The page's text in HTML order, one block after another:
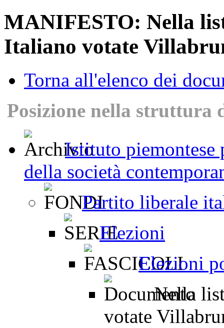
MANIFESTO: Nella
Italiano votate
Torna all'elenco dei
Posizione nella struttura
Istituto piemontese
della società
Partito liberale
Elezioni
Elezioni
Nella
votate